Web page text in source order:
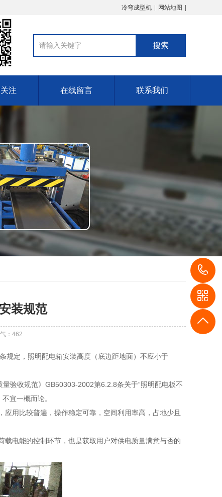
冷弯成型机 网站地图
注 在线留言 联系我们
装规范
： 462
规定，照明配电箱安装高度（底边距地面）不应小于
验收规范》GB50303-2002第6.2.8条关于“照明配电板不
宜一概而论。
用比较普遍，操作稳定可靠，空间利用率高，占地少且
电能的控制环节，也是获取用户对供电质量满意与否的